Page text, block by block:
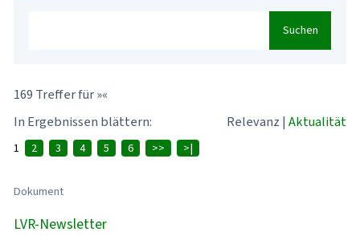
Suchen
169 Treffer für »«
In Ergebnissen blättern:
Relevanz | Aktualität
1 2 3 4 5 6 >> >|
Dokument
LVR-Newsletter